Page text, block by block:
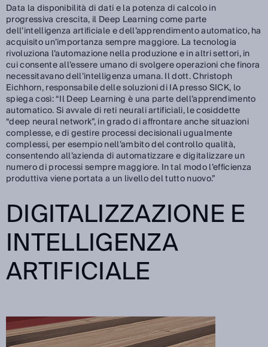
Data la disponibilità di dati e la potenza di calcolo in
progressiva crescita, il Deep Learning come parte
dell’intelligenza artificiale e dell’apprendimento automatico, ha
acquisito un’importanza sempre maggiore. La tecnologia
rivoluziona l’automazione nella produzione e in altri settori, in
cui consente all’essere umano di svolgere operazioni che finora
necessitavano dell’intelligenza umana. Il dott. Christoph
Eichhorn, responsabile delle soluzioni di IA presso SICK, lo
spiega così: “Il Deep Learning è una parte dell’apprendimento
automatico. Si avvale di reti neurali artificiali, le cosiddette
“deep neural network”, in grado di affrontare anche situazioni
complesse, e di gestire processi decisionali ugualmente
complessi, per esempio nell’ambito del controllo qualità,
consentendo all’azienda di automatizzare e digitalizzare un
numero di processi sempre maggiore. In tal modo l’efficienza
produttiva viene portata a un livello del tutto nuovo.”
DIGITALIZZAZIONE E
INTELLIGENZA
ARTIFICIALE